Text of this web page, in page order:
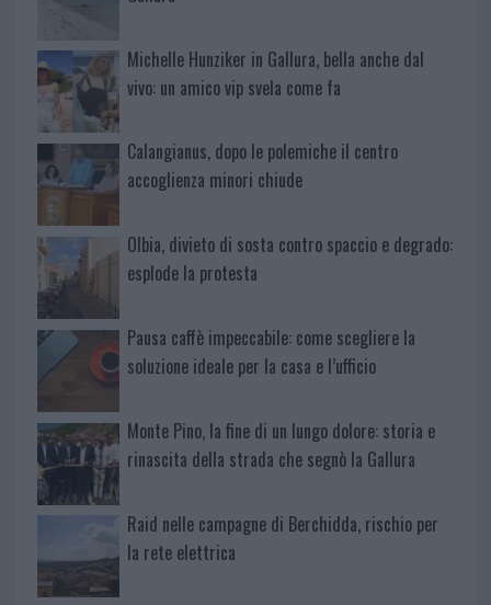
Michelle Hunziker in Gallura, bella anche dal
vivo: un amico vip svela come fa
Calangianus, dopo le polemiche il centro
accoglienza minori chiude
Olbia, divieto di sosta contro spaccio e degrado:
esplode la protesta
Pausa caffè impeccabile: come scegliere la
soluzione ideale per la casa e l’ufficio
Monte Pino, la fine di un lungo dolore: storia e
rinascita della strada che segnò la Gallura
Raid nelle campagne di Berchidda, rischio per
la rete elettrica